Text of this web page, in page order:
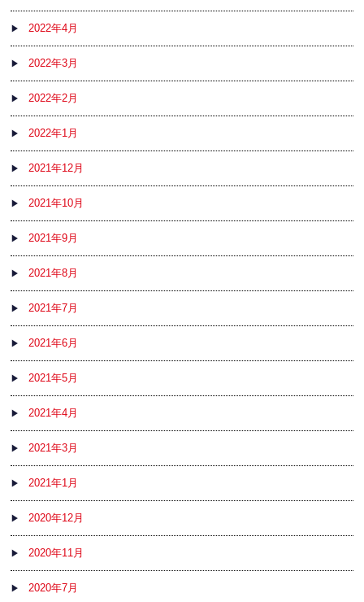
2022年4月
2022年3月
2022年2月
2022年1月
2021年12月
2021年10月
2021年9月
2021年8月
2021年7月
2021年6月
2021年5月
2021年4月
2021年3月
2021年1月
2020年12月
2020年11月
2020年7月